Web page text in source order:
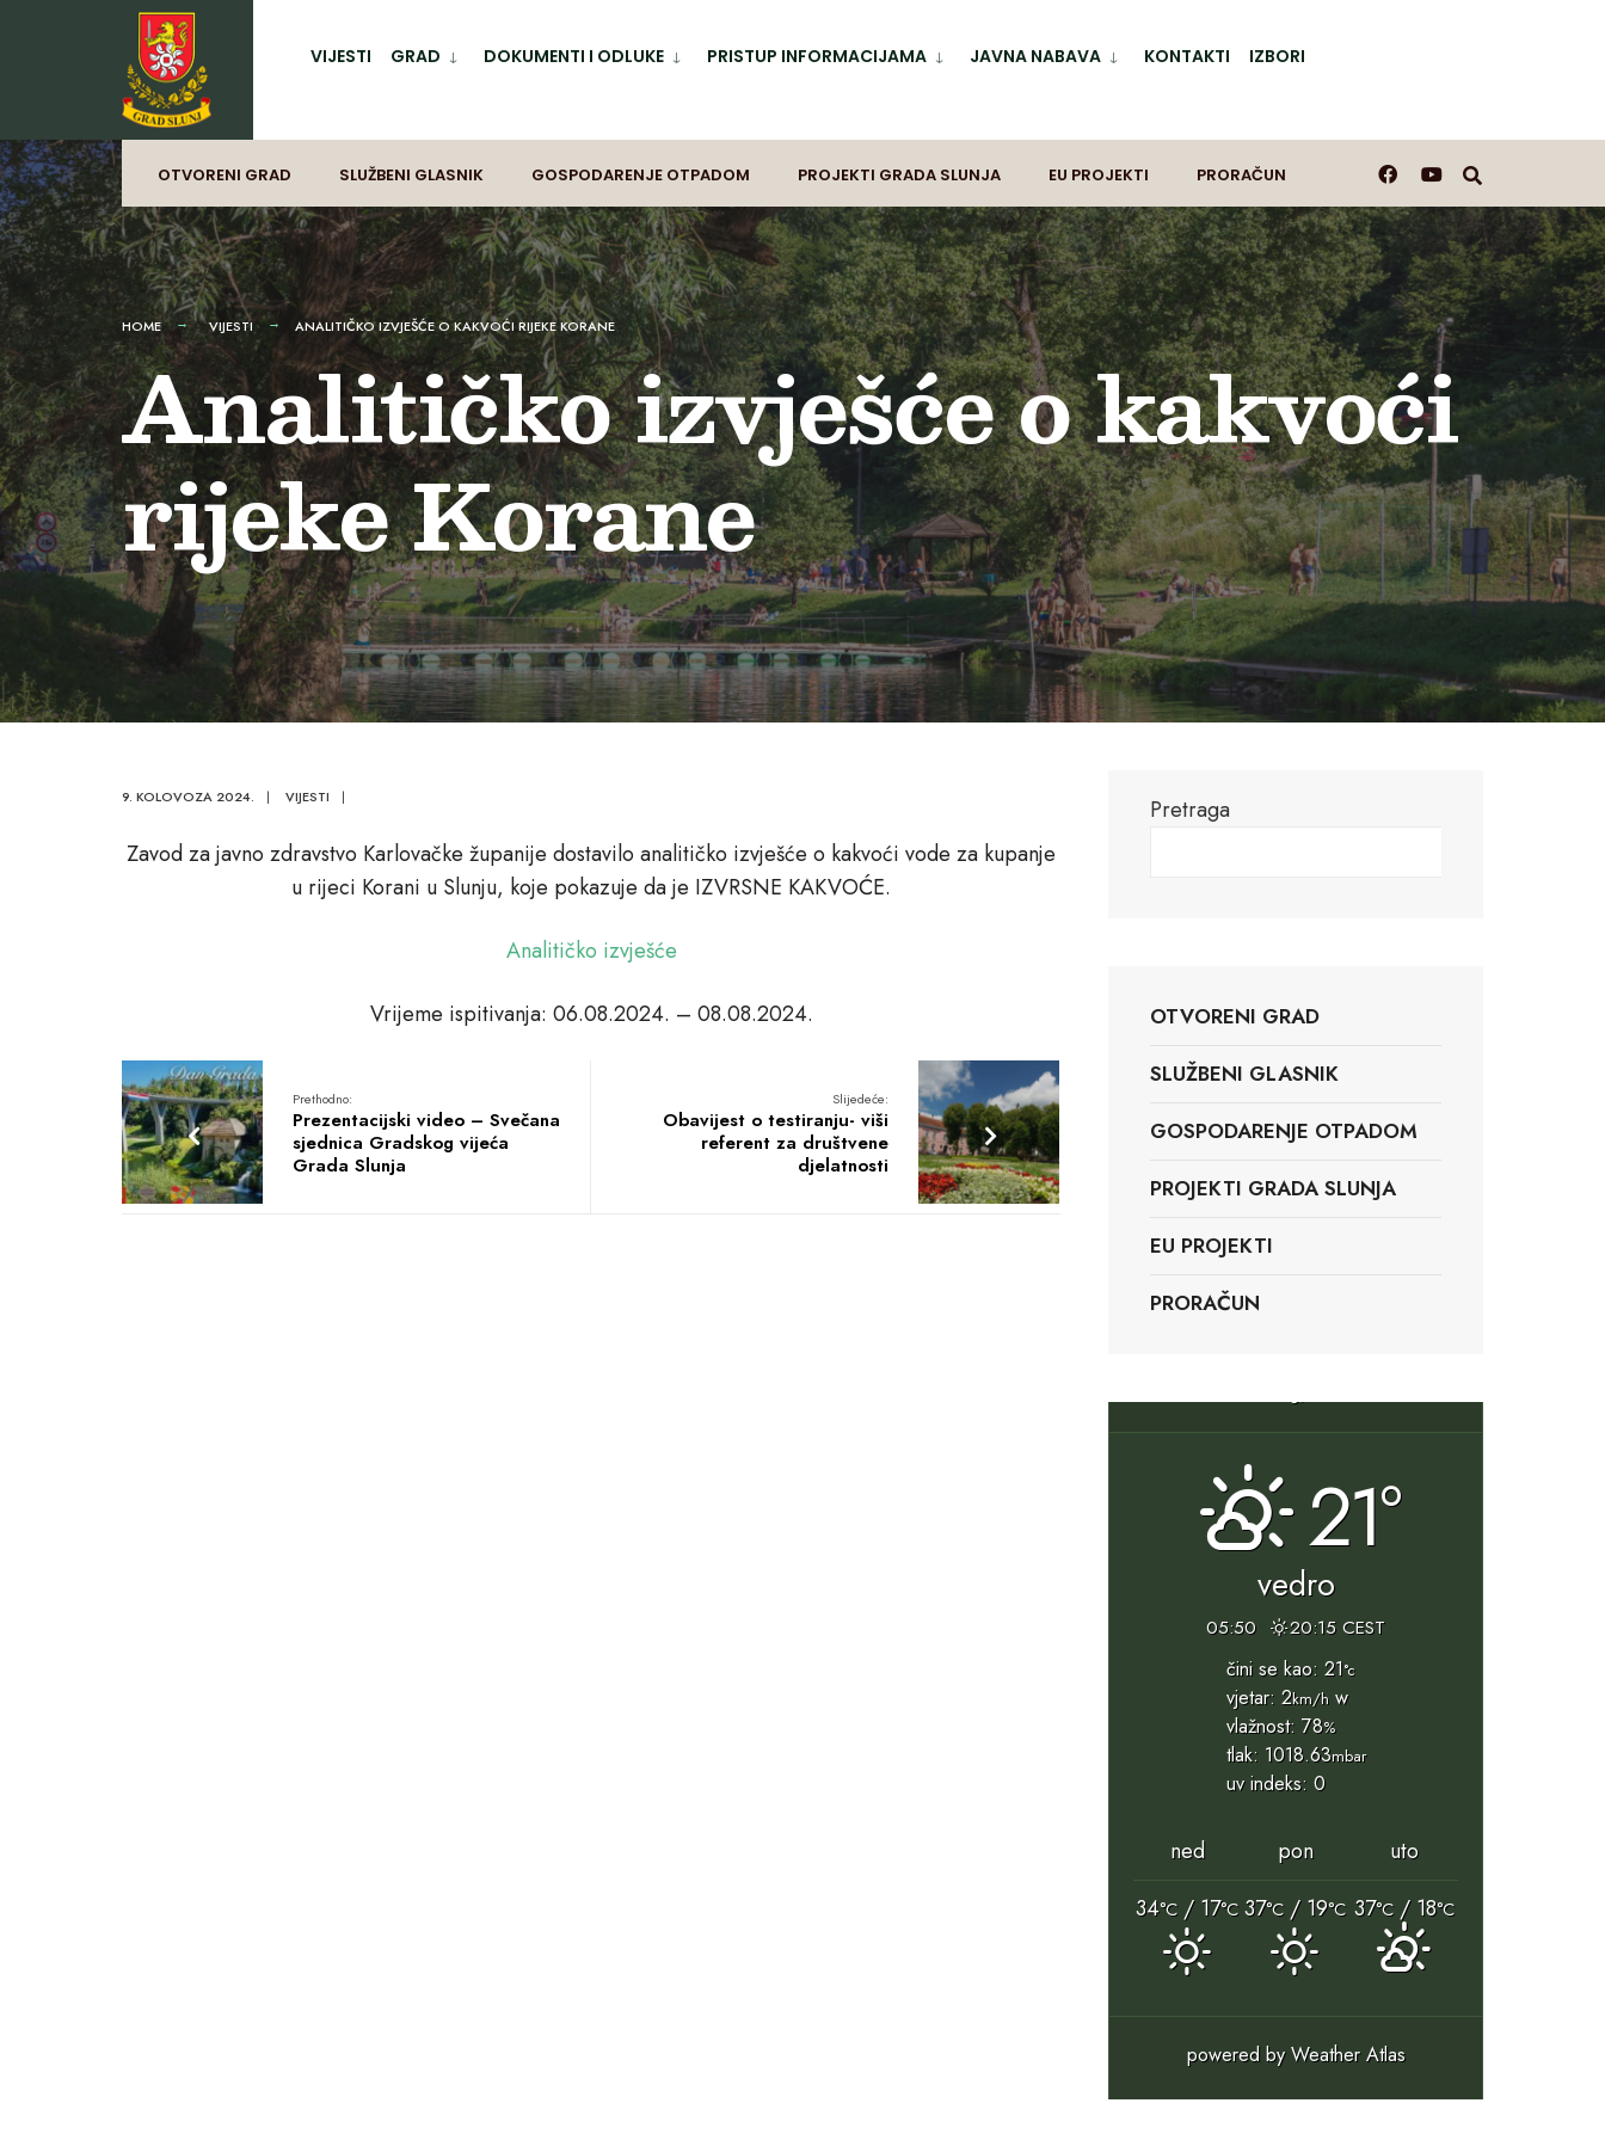
Preskoči
na
sadržaj
VIJESTI GRAD DOKUMENTI I ODLUKE PRISTUP INFORMACIJAMA JAVNA NABAVA KONTAKTI IZBORI
OTVORENI GRAD SLUŽBENI GLASNIK GOSPODARENJE OTPADOM PROJEKTI GRADA SLUNJA EU PROJEKTI PRORAČUN
HOME VIJESTI ANALITIČKO IZVJEŠĆE O KAKVOĆI RIJEKE KORANE
Analitičko izvješće o kakvoći
rijeke Korane
9. KOLOVOZA 2024. | VIJESTI |
Zavod za javno zdravstvo Karlovačke županije dostavilo analitičko izvješće o kakvoći vode za kupanje
u rijeci Korani u Slunju, koje pokazuje da je IZVRSNE KAKVOĆE.
Analitičko izvješće
Vrijeme ispitivanja: 06.08.2024. – 08.08.2024.
Prethodno:
Prezentacijski video – Svečana
sjednica Gradskog vijeća
Grada Slunja
Slijedeće:
Obavijest o testiranju- viši
referent za društvene
djelatnosti
Pretraga
OTVORENI GRAD
SLUŽBENI GLASNIK
GOSPODARENJE OTPADOM
PROJEKTI GRADA SLUNJA
EU PROJEKTI
PRORAČUN
21°
vedro
05:50 20:15 CEST
čini se kao: 21°c
vjetar: 2km/hw
vlažnost: 78%
tlak: 1018.63mbar
uv indeks: 0
ned pon
uto
34°C / 17°C 37°C / 19°C 37°C/ 18°C
powered byWeather Atlas